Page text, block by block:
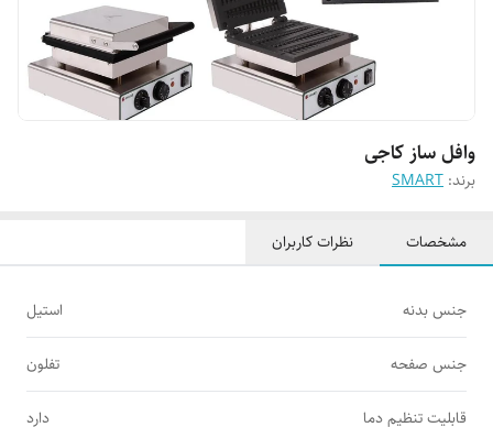
وافل ساز کاجی
برند: SMART
مشخصات نظرات کاربران
جنس بدنه استیل
جنس صفحه تفلون
قابلیت تنظیم دما دارد